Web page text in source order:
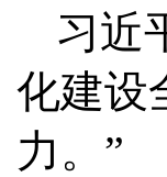
习近
化建设
力。”